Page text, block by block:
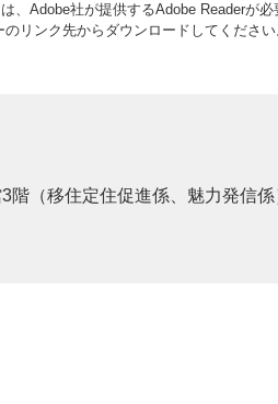
、Adobe社が提供するAdobe Readerが必
リンク先からダウンロードしてくださ
（移住定住促進係、魅力発信係